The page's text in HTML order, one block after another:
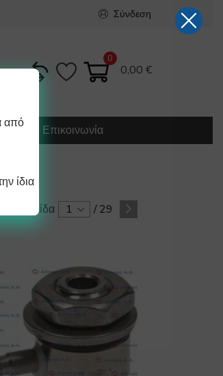
Σύνδεση
0
0,00€
Επικοινωνία
Σελίδα 1 /29
από
ίδια